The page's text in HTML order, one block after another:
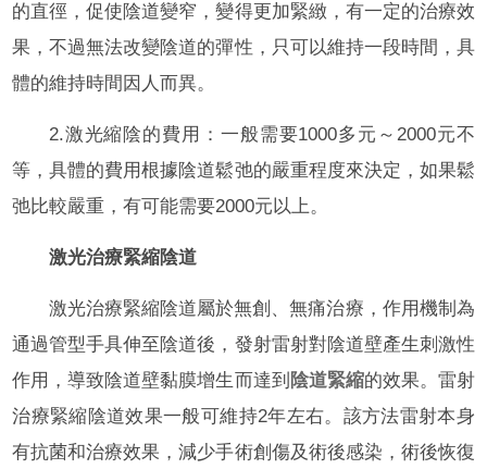
的直徑，促使陰道變窄，變得更加緊緻，有一定的治療效
果，不過無法改變陰道的彈性，只可以維持一段時間，具
體的維持時間因人而異。
2.激光縮陰的費用：一般需要1000多元～2000元不
等，具體的費用根據陰道鬆弛的嚴重程度來決定，如果鬆
弛比較嚴重，有可能需要2000元以上。
激光治療緊縮陰道
激光治療緊縮陰道屬於無創、無痛治療，作用機制為
通過管型手具伸至陰道後，發射雷射對陰道壁產生刺激性
作用，導致陰道壁黏膜增生而達到 陰道緊縮的效果。雷射
治療緊縮陰道效果一般可維持2年左右。該方法雷射本身
有抗菌和治療效果，減少手術創傷及術後感染，術後恢復